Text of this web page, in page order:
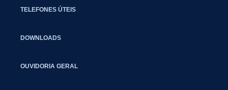
TELEFONES ÚTEIS
DOWNLOADS
OUVIDORIA GERAL